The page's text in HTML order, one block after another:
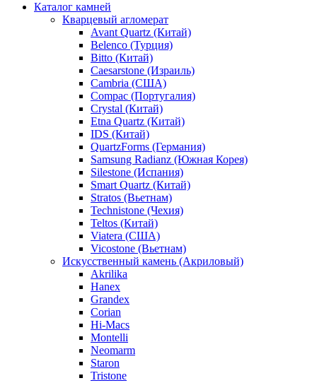
Каталог камней
Кварцевый агломерат
Avant Quartz (Китай)
Belenco (Турция)
Bitto (Китай)
Caesarstone (Израиль)
Cambria (США)
Compac (Португалия)
Crystal (Китай)
Etna Quartz (Китай)
IDS (Китай)
QuartzForms (Германия)
Samsung Radianz (Южная Корея)
Silestone (Испания)
Smart Quartz (Китай)
Stratos (Вьетнам)
Technistone (Чехия)
Teltos (Китай)
Viatera (США)
Vicostone (Вьетнам)
Искусственный камень (Акриловый)
Akrilika
Hanex
Grandex
Corian
Hi-Macs
Montelli
Neomarm
Staron
Tristone